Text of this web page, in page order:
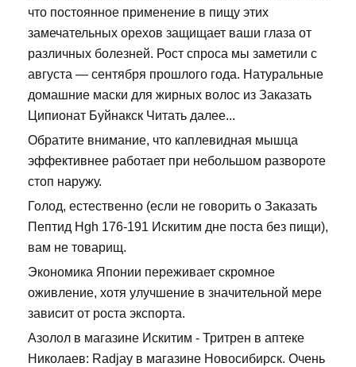
что постоянное применение в пищу этих
замечательных орехов защищает ваши глаза от
различных болезней. Рост спроса мы заметили с
августа — сентября прошлого года. Натуральные
домашние маски для жирных волос из Заказать
Ципионат Буйнакск Читать далее...
Обратите внимание, что каплевидная мышца
эффективнее работает при небольшом развороте
стоп наружу.
Голод, естественно (если не говорить о Заказать
Пептид Hgh 176-191 Искитим дне поста без пищи),
вам не товарищ.
Экономика Японии переживает скромное
оживление, хотя улучшение в значительной мере
зависит от роста экспорта.
Азолол в магазине Искитим - Тритрен в аптеке
Николаев: Radjay в магазине Новосибирск. Очень